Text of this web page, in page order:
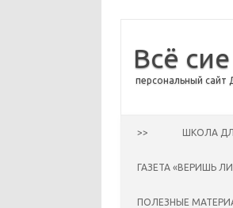
Всё
персональный сайт
>> ШКОЛА
ГАЗЕТА «ВЕРИШЬ
ПОЛЕЗНЫЕ